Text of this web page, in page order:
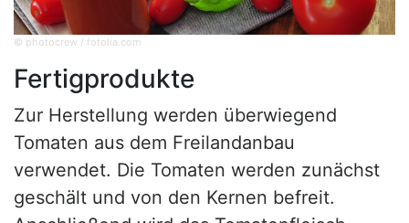
© photocrew / fotolia.com
Fertigprodukte
Zur Herstellung werden überwiegend
Tomaten aus dem Freilandanbau
verwendet. Die Tomaten werden zunächst
geschält und von den Kernen befreit.